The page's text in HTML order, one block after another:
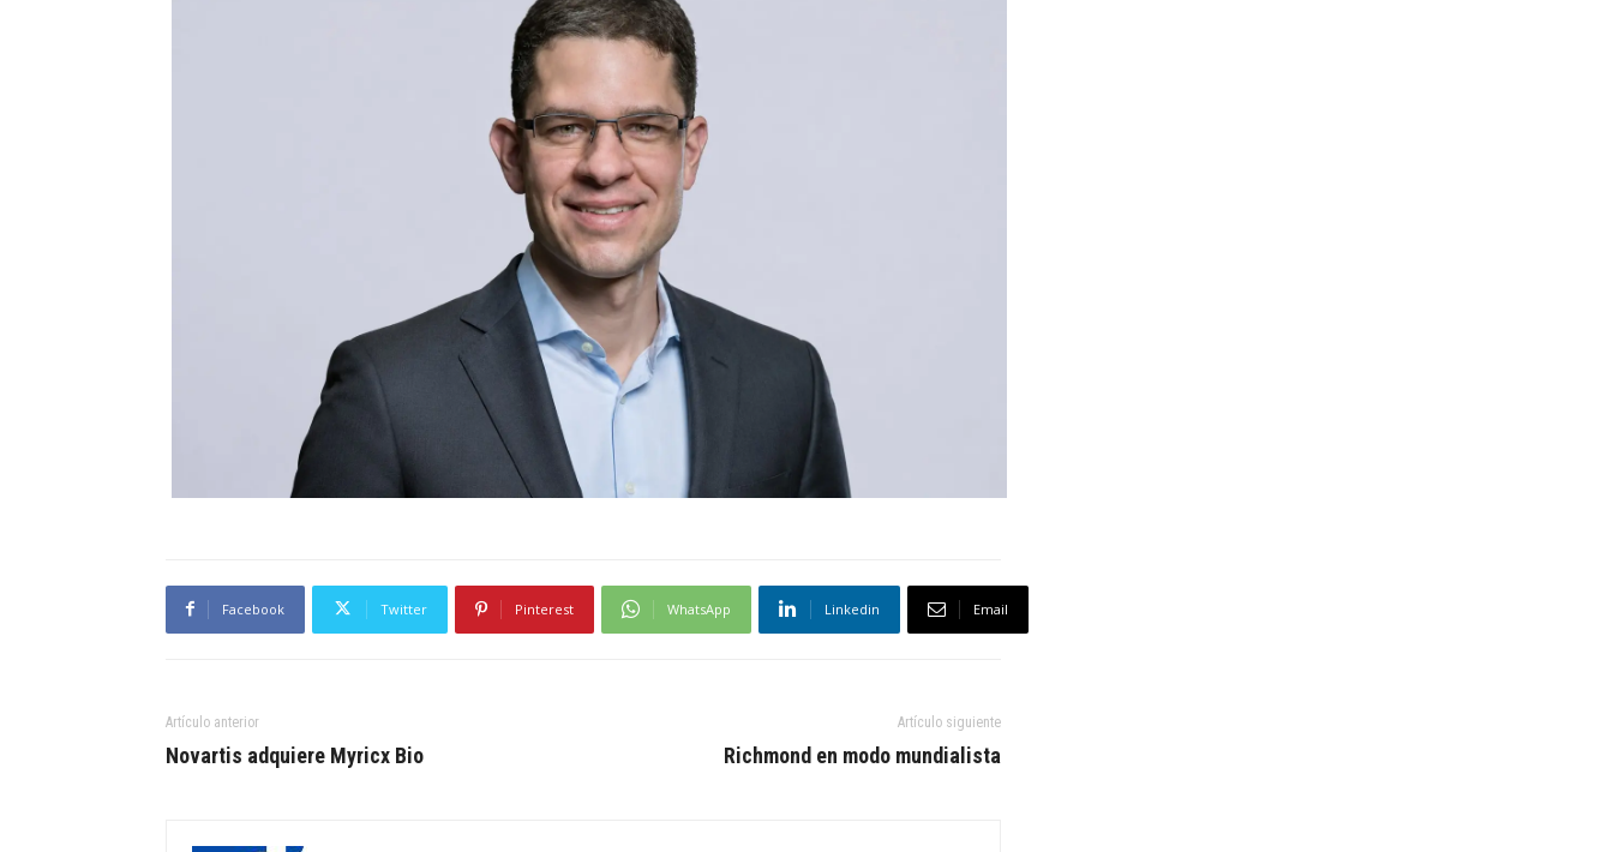
Facebook Twitter Pinterest WhatsApp Linkedin Email
Artículo anterior
Novartis adquiere Myricx Bio
Artículo siguiente
Richmond en modo mundialista